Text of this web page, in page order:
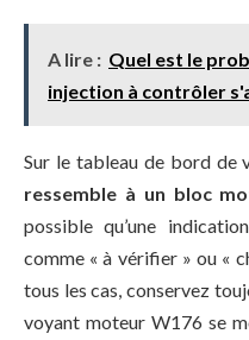
A lire : Quel est le
injection à contrôler
Sur le tableau de bord de
ressemble à un bloc
possible qu’une
comme « à vérifier » ou «
tous les cas, conservez
voyant moteur W176 se